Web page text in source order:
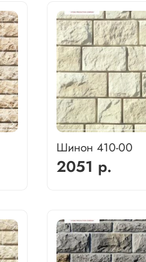
Шинон 410-00
2051 р.